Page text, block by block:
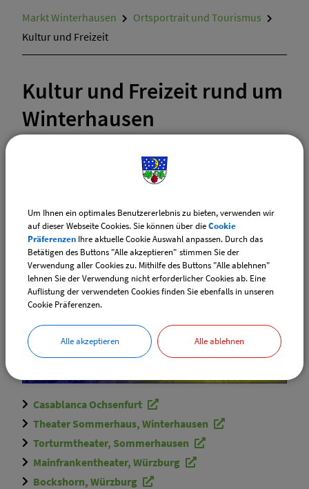
Markt Winterhausen
Ortsportrait und Tourismus
Kultur und Freizeit
Kultur und Freizeit rund um
Winterhausen
Casablanca Ochsenfurt
Theater Sommerhaus, Winterhausen
Torturmtheater, Sommerhausen
Mainfrankentheater, Würzburg
Bockshorn, Würzburg
Um Ihnen ein optimales Benutzererlebnis zu bieten, verwenden wir
auf dieser Webseite Cookies. Sie können über dieCookie
Präferenzen Ihre aktuelle Cookie Auswahl anpassen. Durch das
Betätigen des Buttons "Alle akzeptieren" stimmen Sie der
Verwendung aller Cookies zu. Mithilfe des Buttons "Alle ablehnen"
lehnen Sie der Verwendung nicht erforderlicher Cookies ab. Eine
Auflistung der verwendeten Cookies finden Sie ebenfalls in unseren
Cookie Präferenzen.
Alle akzeptieren Alle ablehnen